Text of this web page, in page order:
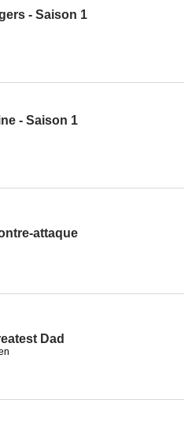
- Saison 1
- Saison 1
attaque
Dad